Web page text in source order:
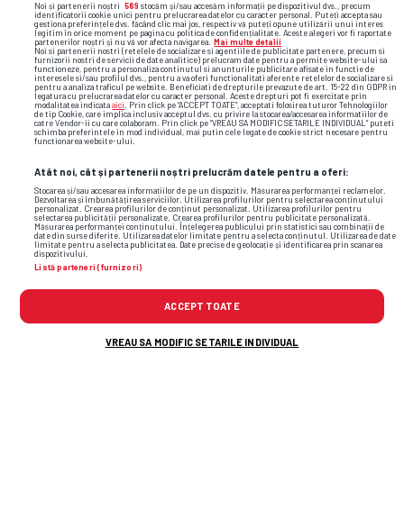
GettyImages
Noi și partenerii noștri 589 stocăm și/sau accesăm informații pe dispozitivul dvs., precum
identificatorii cookie unici pentru prelucrarea datelor cu caracter personal. Puteți accepta sau
gestiona preferințele dvs. făcând clic mai jos, respectiv vă puteți opune utilizării unui interes
legitim în orice moment pe pagina cu politica de confidențialitate. Aceste alegeri vor fi raportate
partenerilor noștri și nu vă vor afecta navigarea. Mai multe detalii
Noi si partenerii nostri (retelele de socializare si agentiile de publicitate partenere, precum si
furnizorii nostri de servicii de date analitice) prelucram date pentru a permite website-ului sa
functioneze, pentru a personaliza continutul si anunturile publicitare afisate in functie de
interesele si/sau profilul dvs., pentru a va oferi functionalitati aferente retelelor de socializare si
pentru a analiza traficul pe website. Beneficiati de drepturile prevazute de art. 15-22 din GDPR in
legatura cu prelucrarea datelor cu caracter personal. Aceste drepturi pot fi exercitate prin
modalitatea indicataaici
. Prin click pe “ACCEPT TOATE”, acceptati folosirea tuturor Tehnologiilor
de tip Cookie, care implica inclusiv acceptul dvs. cu privire la stocarea/accesarea informatiilor de
catre Vendor-ii cu care colaboram. Prin click pe “VREAU SA MODIFIC SETARILE INDIVIDUAL” puteti
schimba preferintele in mod individual, mai putin cele legate de cookie strict necesare pentru
functionarea website-ului.
Atât noi, cât și partenerii noștri prelucrăm datele pentru a oferi:
Stocarea și/sau accesarea informațiilor de pe un dispozitiv. Măsurarea performanței reclamelor.
Dezvoltarea și îmbunătățirea serviciilor. Utilizarea profilurilor pentru selectarea conținutului
personalizat. Crearea profilurilor de conținut personalizat. Utilizarea profilurilor pentru
selectarea publicității personalizate. Crearea profilurilor pentru publicitate personalizată.
Măsurarea performanței conținutului. Înțelegerea publicului prin statistici sau combinații de
date din surse diferite. Utilizarea datelor limitate pentru a selecta conținutul. Utilizarea de date
limitate pentru a selecta publicitatea. Date precise de geolocație și identificarea prin scanarea
dispozitivului.
Listă parteneri (furnizori)
ACCEPT TOATE
VREAU SA MODIFIC SETARILE INDIVIDUAL